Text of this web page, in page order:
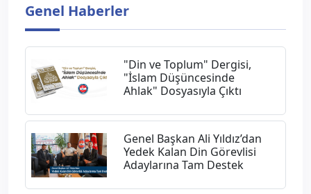
Genel Haberler
"Din ve Toplum" Dergisi,
"İslam Düşüncesinde
Ahlak" Dosyasıyla Çıktı
Genel Başkan Ali Yıldız’dan
Yedek Kalan Din Görevlisi
Adaylarına Tam Destek